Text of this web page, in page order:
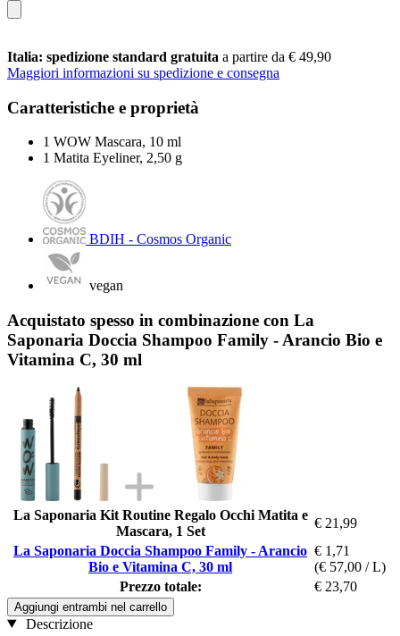
Italia: spedizione standard gratuita a partire da € 49,90
Maggiori informazioni su spedizione e consegna
Caratteristiche e proprietà
1 WOW Mascara, 10 ml
1 Matita Eyeliner, 2,50 g
BDIH - Cosmos Organic
vegan
Acquistato spesso in combinazione con La
Saponaria Doccia Shampoo Family - Arancio Bio e
Vitamina C, 30 ml
La Saponaria Kit Routine Regalo Occhi Matita e
Mascara, 1 Set
€ 21,99
La Saponaria Doccia Shampoo Family - Arancio
Bio e Vitamina C, 30 ml
€ 1,71
(€ 57,00 / L)
Prezzo totale:
€ 23,70
Aggiungi entrambi nel carrello
Descrizione